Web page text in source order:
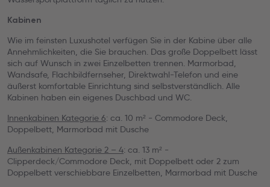
Kabinen
Wie im feinsten Luxushotel verfügen Sie in der Kabine über alle
Annehmlichkeiten, die Sie brauchen. Das große Doppelbett lässt
sich auf Wunsch in zwei Einzelbetten trennen. Marmorbad,
Wandsafe, Flachbildfernseher, Direktwahl-Telefon und eine
äußerst komfortable Einrichtung sind selbstverständlich. Alle
Kabinen haben ein eigenes Duschbad und WC.
Innenkabinen Kategorie 6: ca. 10 m² - Commodore Deck,
Doppelbett, Marmorbad mit Dusche
Außenkabinen Kategorie 2 – 4: ca. 13 m² -
Clipperdeck/Commodore Deck, mit Doppelbett oder 2 zum
Doppelbett verschiebbare Einzelbetten, Marmorbad mit Dusche